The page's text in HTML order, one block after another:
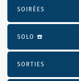
SOIRÉES
SOLO ☎️
SORTIES